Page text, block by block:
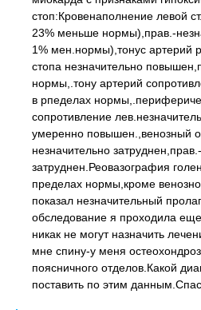
стоп:Кровенаполнение левой
23% меньше нормы),прав.-
1% мен.нормы),тонус артерий
стопа незначительно
нормы,.тону артерий
в рпеделах
сопротивление
умеренно повышен.,венозный
незначительно
затруднен.Реовазография
пределах нормы,кроме
показал незначительный
обследование я проходила
никак не могут назначить
мне спину-у меня
поясничного отделов.Какой
поставить по этим